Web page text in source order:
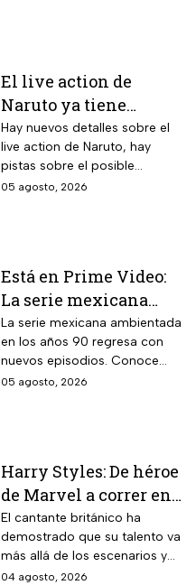
El live action de
Naruto ya tiene
director y así avanza
el casting de la
película
Hay nuevos detalles sobre el
live action de Naruto, hay
pistas sobre el posible
enfoque de la historia y
05 agosto, 2026
Está en Prime Video:
La serie mexicana
noventera de la que
todos están hablando
y que se ve en un fin
de semana
La serie mexicana ambientada
en los años 90 regresa con
nuevos episodios. Conoce
cuándo se estrena, qué
05 agosto, 2026
Harry Styles: De héroe
de Marvel a correr en
Chapultepec; las
apariciones del
cantante en el cine
El cantante británico ha
demostrado que su talento va
más allá de los escenarios y
ha llegado a la pantalla
04 agosto, 2026